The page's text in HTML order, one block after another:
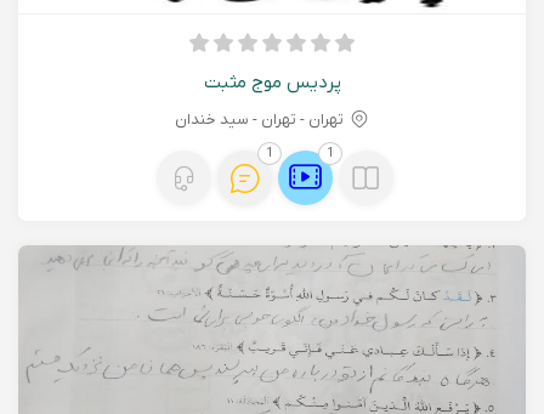
پردیس موج مثبت
تهران - تهران - سید خندان
1
1